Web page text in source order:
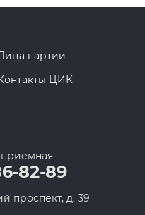
партии
ЦИК
82-89
проспект, д. 39